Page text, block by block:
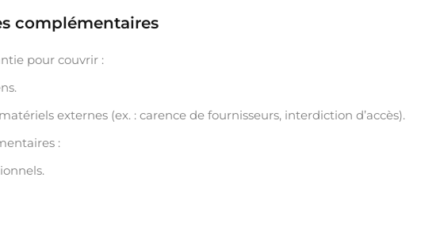
complémentaires
pour couvrir :
externes (ex. : carence de fournisseurs, interdiction d’accès).
: